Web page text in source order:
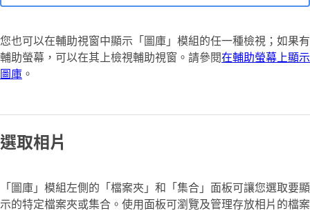
您也可以在輔助視窗中顯示「圖庫」模組的任一種檢視；如果有
輔助螢幕，可以在其上檢視輔助視窗。請參閱在輔助螢幕上顯示
圖庫 。
選取相片
「圖庫」模組左側的「檔案夾」和「集合」面板可讓您選取要顯
示的特定檔案夾或集合。使用面板可瀏覽及管理存放相片的檔案